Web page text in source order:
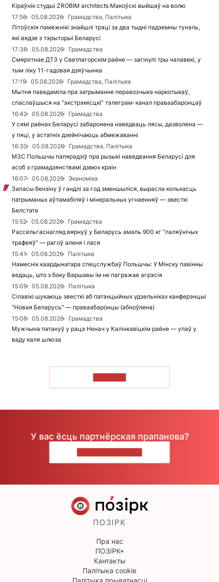
Кіраўнік студыі ZROBIM architects Макоўскі выйшаў на волю
17:56
05.08.2026
Грамадства, Палітыка
Літоўскія памежнікі знайшлі трэці за два тыдні падземны тунэль,
які вядзе з тэрыторыі Беларусі
17:36
05.08.2026
Грамадства
Смяротнае ДТЗ у Светлагорскім раёне — загінулі тры чалавекі, у
тым ліку 11-гадовая дзяўчынка
17:19
05.08.2026
Грамадства, Палітыка
Мытня паведаміла пра затрыманне перавозчыка наркотыкаў,
спаслаўшыся на “экстрэмісцкі” тэлеграм-канал праваабаронцаў
16:42
05.08.2026
Грамадства
У сямі раёнах Беларусі забаронена наведваць лясы, дазволена —
у пяці, у астатніх дзейнічаюць абмежаванні
16:30
05.08.2026
Грамадства, Палітыка
МЗС Польшчы папярэдзіў пра рызыкі наведвання Беларусі для
асоб з грамадзянствамі дзвюх краін
16:07
05.08.2026
Эканоміка
Запасы бензіну ў гандлі за год зменшыліся, вырасла колькасць
патрыманых аўтамабіляў і мінеральных угнаенняў — звесткі
Белстата
15:52
05.08.2026
Грамадства
Рассельгаснагляд вярнуў у Беларусь амаль 900 кг “паляўнічых
трафеяў” — рагоў аленя і лася
15:41
05.08.2026
Палітыка
Намеснік каардынатара спецслужбаў Польшчы: У Мінску павінны
ведаць, што з боку Варшавы ім не пагражае агрэсія
15:09
05.08.2026
Палітыка
Сілавікі шукаюць звесткі аб патэнцыйных удзельніках канферэнцыі
"Новая Беларусь" — праваабаронцы (абноўлена)
15:06
05.08.2026
Грамадства
Мужчына патануў у рацэ Ненач у Калінкавіцкім раёне — упаў у
ваду каля шлюза
У вас ёсць партнёрская прапанова?
ПОЗІРК
Пра нас
ПОЗІРК+
Кантакты
Палітыка cookie
Палітыка прыватнасці